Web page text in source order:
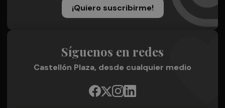
¡Quiero suscribirme!
Síguenos en redes
Castellón Plaza, desde cualquier medio